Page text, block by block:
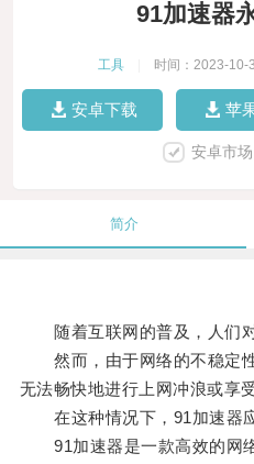
91加速器
工具 时间：2023-10-
安卓下载 苹
安卓市
简介
随着互联网的普及，人们对
然而，由于网络的不稳定性
无法畅快地进行上网冲浪或享
在这种情况下，91加速器应
91加速器是一款高效的网络